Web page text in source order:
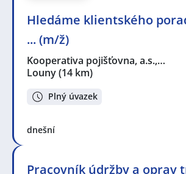
Hledáme klientského
... (m/ž)
Kooperativa pojišťovna, a.s.,…
Louny(14 km)
Plný úvazek
dnešní
Pracovník údržby a oprav